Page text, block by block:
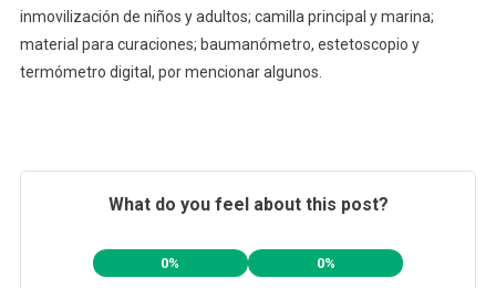
inmovilización de niños y adultos; camilla principal y marina;
material para curaciones; baumanómetro, estetoscopio y
termómetro digital, por mencionar algunos.
What do you feel about this post?
0% 0%